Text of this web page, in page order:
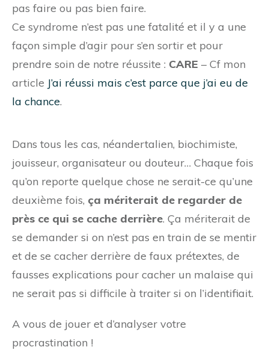
pas faire ou pas bien faire.
Ce syndrome n’est pas une fatalité et il y a une
façon simple d’agir pour s’en sortir et pour
prendre soin de notre réussite : CARE – Cf mon
article J’ai réussi mais c’est parce que j’ai eu de
la chance.
Dans tous les cas, néandertalien, biochimiste,
jouisseur, organisateur ou douteur… Chaque fois
qu’on reporte quelque chose ne serait-ce qu’une
deuxième fois, ça mériterait de regarder de
près ce qui se cache derrière. Ça mériterait de
se demander si on n’est pas en train de se mentir
et de se cacher derrière de faux prétextes, de
fausses explications pour cacher un malaise qui
ne serait pas si difficile à traiter si on l’identifiait.
A vous de jouer et d’analyser votre
procrastination !